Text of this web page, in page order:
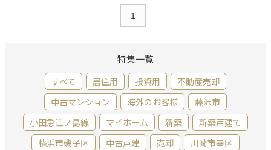
1
特集一覧
すべて 居住用 投資用
不動産売却
中古マンション
海外のお客様
藤沢市
小田急江ノ島線
マイホーム 新築
新築戸建て
横浜市磯子区
中古戸建 売却
川崎市幸区